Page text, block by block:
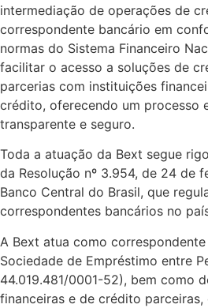
intermediação de operações de
correspondente bancário em
normas do Sistema Financeiro
facilitar o acesso a soluções de
parcerias com instituições
crédito, oferecendo um processo
transparente e seguro.
Toda a atuação da Bext segue
da Resolução nº 3.954, de 24 de
Banco Central do Brasil, que
correspondentes bancários no
A Bext atua como
Sociedade de Empréstimo entre
44.019.481/0001-52), bem como
financeiras e de crédito